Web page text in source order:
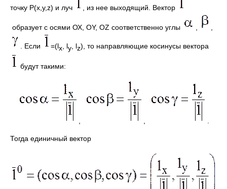
точку P(x,y,z) и луч , из нее выходящий. Вектор
образует с осями ОХ, ОY, OZ соответственно углы
. Если =(lх , lу , lz), то направляющие косинусы вектора
будут такими:
, , .
Тогда единичный вектор